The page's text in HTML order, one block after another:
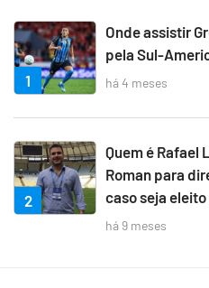
1
Onde assistir
pela Sul-
há 4 meses
2
Quem é Rafael
Roman para
caso seja eleito
há 9 meses